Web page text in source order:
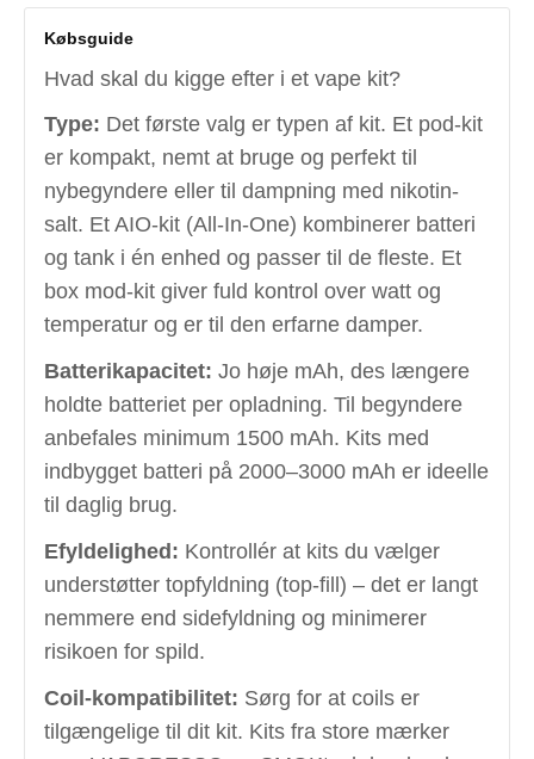
Købsguide
Hvad skal du kigge efter i et vape kit?
Type: Det første valg er typen af kit. Et pod-kit
er kompakt, nemt at bruge og perfekt til
nybegyndere eller til dampning med nikotin-
salt. Et AIO-kit (All-In-One) kombinerer batteri
og tank i én enhed og passer til de fleste. Et
box mod-kit giver fuld kontrol over watt og
temperatur og er til den erfarne damper.
Batterikapacitet: Jo høje mAh, des længere
holdte batteriet per opladning. Til begyndere
anbefales minimum 1500 mAh. Kits med
indbygget batteri på 2000–3000 mAh er ideelle
til daglig brug.
Efyldelighed: Kontrollér at kits du vælger
understøtter topfyldning (top-fill) – det er langt
nemmere end sidefyldning og minimerer
risikoen for spild.
Coil-kompatibilitet: Sørg for at coils er
tilgængelige til dit kit. Kits fra store mærker